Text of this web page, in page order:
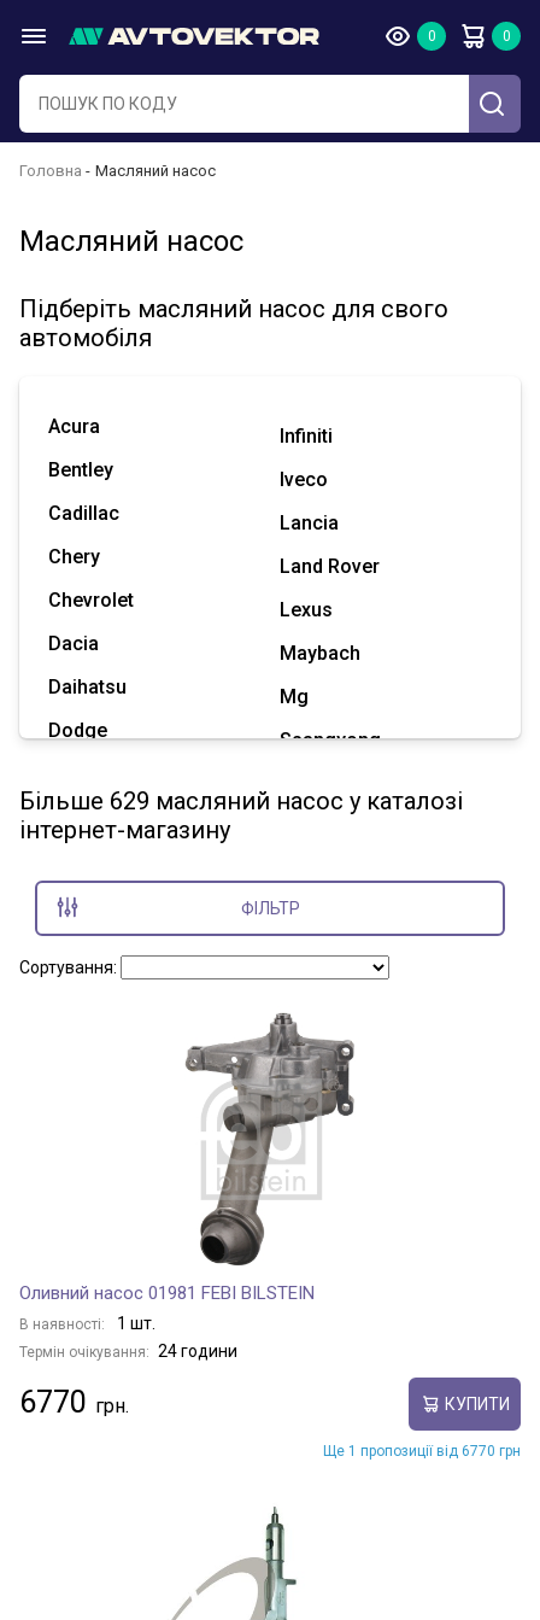
Головна Масляний насос
Масляний насос
Підберіть масляний насос для свого
автомобіля
Acura
Bentley
Cadillac
Chery
Chevrolet
Dacia
Daihatsu
Dodge
Great Wall
Hummer
Infiniti
Iveco
Lancia
Land Rover
Lexus
Maybach
Mg
Ssangyong
Показати всі марки
Більше 629 масляний насос у каталозі
інтернет-магазину
ФІЛЬТР
Сортування:
Оливний насос 01981 FEBI BILSTEIN
В наявності: 1 шт.
Термін очікування: 24 години
6770 КУПИТИ
Ще 1 пропозиції від 6770 грн